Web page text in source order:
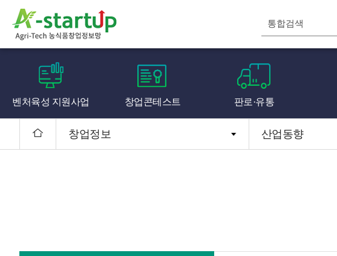
벤처육성 지원사업 창업콘테스트 판로·유통
창업정보 산업동향